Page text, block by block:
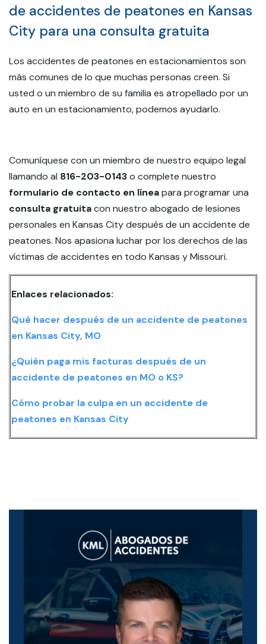
de accidentes de peatones en Kansas
City para una consulta gratuita
Los accidentes de peatones en estacionamientos son
más comunes de lo que muchas personas creen. Si
usted o un miembro de su familia es atropellado por un
auto en un estacionamiento, podemos ayudarlo.
Comuníquese con un miembro de nuestro equipo legal
llamando al 816-203-0143o complete nuestro
formulario de contacto en líneapara programar una
consulta gratuitacon nuestro abogado de lesiones
personales en Kansas City después de un accidente de
peatones. Nos apasiona luchar por los derechos de las
víctimas de accidentes en todo Kansas y Missouri.
Enlaces relacionados:
Qué hacer después de un accidente de peatones
en Kansas City, MO
¿Quién paga mis facturas después de un
accidente de peatones en MO o KS?
Cómo probar la culpa en un accidente de
peatones en Kansas City